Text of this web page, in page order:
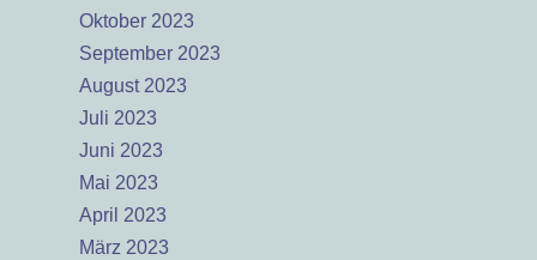
Oktober 2023
September 2023
August 2023
Juli 2023
Juni 2023
Mai 2023
April 2023
März 2023